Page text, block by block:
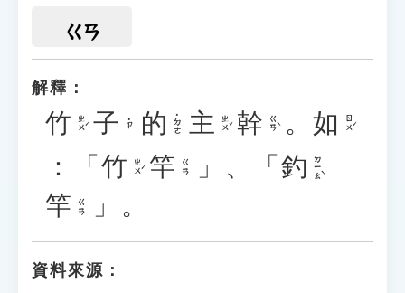
ㄍㄢ
解釋：
竹 ㄓㄨˊ 子 ˙ㄗ 的 ˙ㄉㄜ 主 ㄓㄨˇ 幹 ㄍㄢˋ 。 如 ㄖㄨˊ
：「 竹 ㄓㄨˊ 竿 ㄍㄢ 」、「 釣 ㄉㄧㄠˋ
竿 ㄍㄢ 」。
資料來源：